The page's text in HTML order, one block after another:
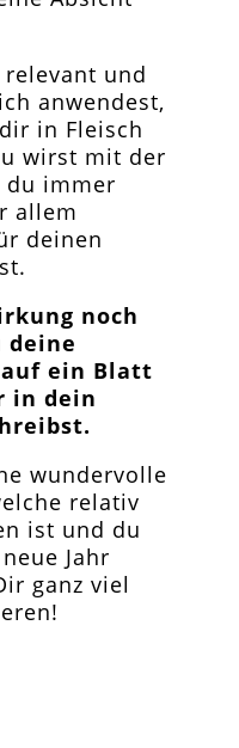
und
anwendest,
in Fleisch
wirst mit der
du immer
allem
deinen
noch
deine
ein Blatt
in dein
wundervolle
relativ
ist und du
Jahr
ganz viel